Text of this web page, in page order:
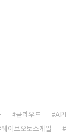
클라우드 API
웨이브오토스케일